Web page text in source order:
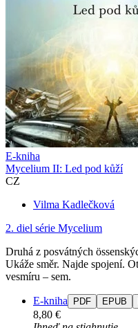
E-kniha
Mycelium II: Led pod kůží
CZ
Vilma Kadlečková
2. diel série Mycelium
Druhá z posvátných
Ukáže směr. Najde spojení.
vesmíru – sem.
E-kniha PDF EPUB
8,80 €